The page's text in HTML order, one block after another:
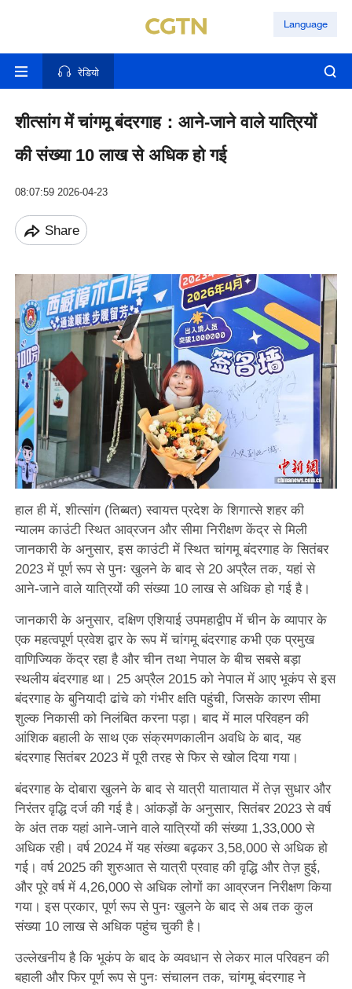
Language
रेडियो
शीत्सांग में चांगमू बंदरगाह：आने-जाने वाले यात्रियों
की संख्या 10 लाख से अधिक हो गई
08:07:59 2026-04-23
Share
हाल ही में, शीत्सांग (तिब्बत) स्वायत्त प्रदेश के शिगात्से शहर की
न्यालम काउंटी स्थित आव्रजन और सीमा निरीक्षण केंद्र से मिली
जानकारी के अनुसार, इस काउंटी में स्थित चांगमू बंदरगाह के सितंबर
2023 में पूर्ण रूप से पुनः खुलने के बाद से 20 अप्रैल तक, यहां से
आने-जाने वाले यात्रियों की संख्या 10 लाख से अधिक हो गई है।
जानकारी के अनुसार, दक्षिण एशियाई उपमहाद्वीप में चीन के व्यापार के
एक महत्वपूर्ण प्रवेश द्वार के रूप में चांगमू बंदरगाह कभी एक प्रमुख
वाणिज्यिक केंद्र रहा है और चीन तथा नेपाल के बीच सबसे बड़ा
स्थलीय बंदरगाह था। 25 अप्रैल 2015 को नेपाल में आए भूकंप से इस
बंदरगाह के बुनियादी ढांचे को गंभीर क्षति पहुंची, जिसके कारण सीमा
शुल्क निकासी को निलंबित करना पड़ा। बाद में माल परिवहन की
आंशिक बहाली के साथ एक संक्रमणकालीन अवधि के बाद, यह
बंदरगाह सितंबर 2023 में पूरी तरह से फिर से खोल दिया गया।
बंदरगाह के दोबारा खुलने के बाद से यात्री यातायात में तेज़ सुधार और
निरंतर वृद्धि दर्ज की गई है। आंकड़ों के अनुसार, सितंबर 2023 से वर्ष
के अंत तक यहां आने-जाने वाले यात्रियों की संख्या 1,33,000 से
अधिक रही। वर्ष 2024 में यह संख्या बढ़कर 3,58,000 से अधिक हो
गई। वर्ष 2025 की शुरुआत से यात्री प्रवाह की वृद्धि और तेज़ हुई,
और पूरे वर्ष में 4,26,000 से अधिक लोगों का आव्रजन निरीक्षण किया
गया। इस प्रकार, पूर्ण रूप से पुनः खुलने के बाद से अब तक कुल
संख्या 10 लाख से अधिक पहुंच चुकी है।
उल्लेखनीय है कि भूकंप के बाद के व्यवधान से लेकर माल परिवहन की
बहाली और फिर पूर्ण रूप से पुनः संचालन तक, चांगमू बंदरगाह ने